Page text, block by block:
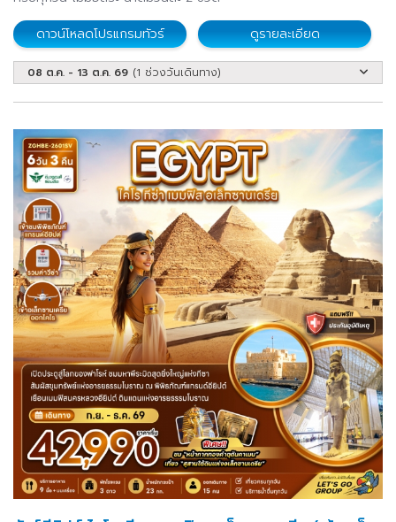
ดาวน์โหลดโปรแกรมทัวร์
ดูรายละเอียด
08 ต.ค. - 13 ต.ค. 69 (1 ช่วงวันเดินทาง)